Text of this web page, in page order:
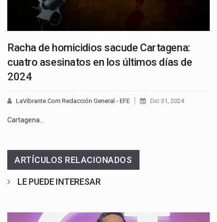
Racha de homicidios sacude Cartagena:
cuatro asesinatos en los últimos días de
2024
LaVibrante.Com Redacción General - EFE Dic 31, 2024
Cartagena…
ARTÍCULOS RELACIONADOS
LE PUEDE INTERESAR